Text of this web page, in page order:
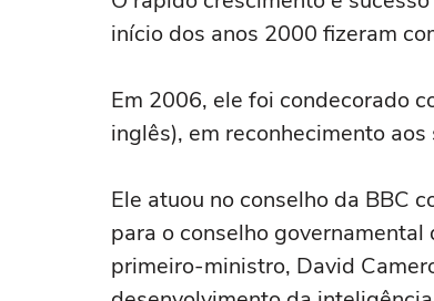
início dos anos 2000 fizeram
Em 2006, ele foi condecorado
inglês), em reconhecimento
Ele atuou no conselho da BBC
para o conselho
primeiro-ministro, David